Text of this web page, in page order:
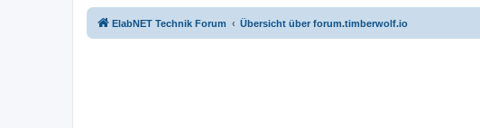
ElabNET Technik Forum Übersicht über forum.timberwolf.io